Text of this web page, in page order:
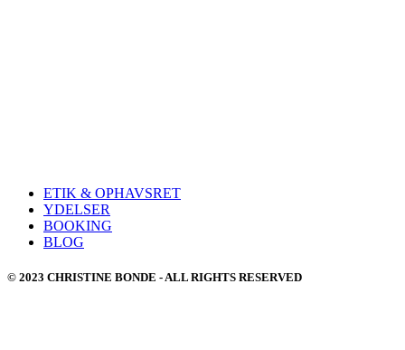
ETIK & OPHAVSRET
YDELSER
BOOKING
BLOG
© 2023 CHRISTINE BONDE - ALL RIGHTS RESERVED